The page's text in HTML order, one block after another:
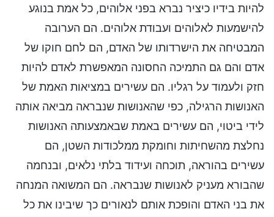
להיות בידיו כיציר נברא בפני אלוהים, כל אמת בנוגע
להישמעות לאלוהים ועבודת אלוהים. הם הערובה
המבטיחה את הישרדותו של האדם, הם לחם חוקו של
אדם והם גם התמיכה החסונה המאפשרת לאדם להיות
חזק ולעמוד על רגליו. הם עשירים במציאות האמת של
האנושות הרגילה, כפי שהאנושות שנבראה מביאה אותה
לידי ביטוי, הם עשירים באמת שבאמצעותה האנושות
נחלצת מהשחיתות וחומקת ממלכודות השטן, הם
עשירים בהוראה, תוכחה ועידוד בלתי נלאים, ובנחמה
שהבורא מעניק לאנושות שנבראה. הם המשואה המנחה
את בני האדם והופכת אותם לנאורים כך שיבינו את כל